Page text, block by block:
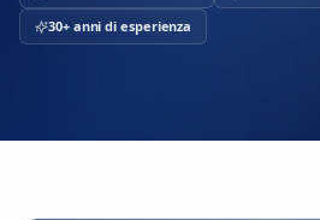
30+ anni di esperienza